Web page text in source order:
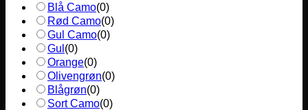
Blå Camo(0)
Rød Camo(0)
Gul Camo(0)
Gul (0)
Orange(0)
Olivengrøn(0)
Blågrøn(0)
Sort Camo(0)